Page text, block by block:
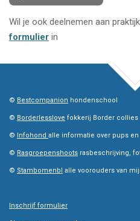
Wil je ook deelnemen aan
formulier in
© Bestcompanion hondenschool
© Borderlesslove fokkerij Border collies
© Infohond alle informatie over pups
© Rasgroepenshoots rasbeschrijving,
© Stambomenbl alle voorouders van
Inschrijf formulier